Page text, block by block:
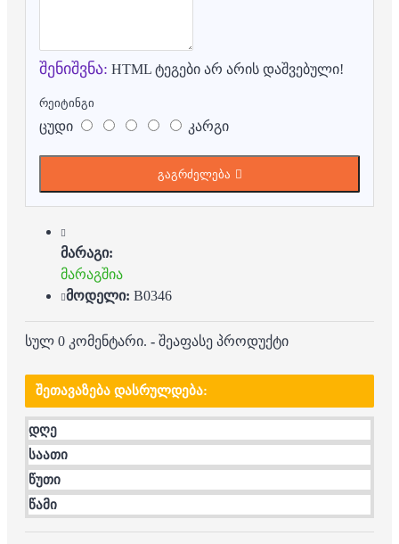
შენიშვნა: HTML ტეგები არ არის დაშვებული!
რეიტინგი
ცუდი კარგი
გაგრძელება
მარაგი:
მარაგშია
მოდელი: B0346
სულ 0 კომენტარი. - შეაფასე პროდუქტი
ᲨᲔᲗᲐᲕᲐᲖᲔᲑᲐ ᲓᲐᲡᲠᲣᲚᲓᲔᲑᲐ:
დღე
საათი
წუთი
წამი